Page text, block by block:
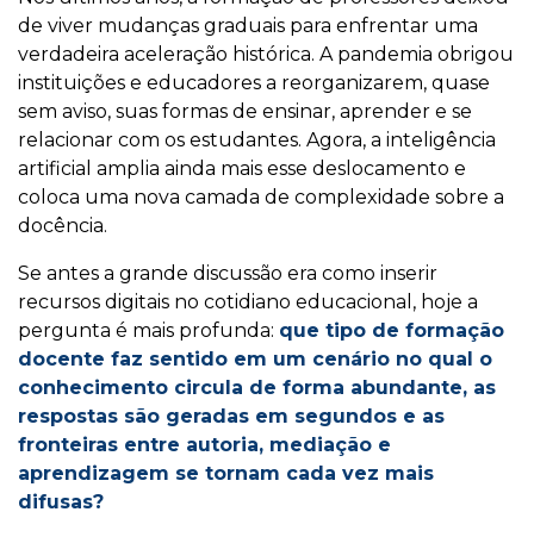
de viver mudanças graduais para enfrentar uma
verdadeira aceleração histórica. A pandemia obrigou
instituições e educadores a reorganizarem, quase
sem aviso, suas formas de ensinar, aprender e se
relacionar com os estudantes. Agora, a inteligência
artificial amplia ainda mais esse deslocamento e
coloca uma nova camada de complexidade sobre a
docência.
Se antes a grande discussão era como inserir
recursos digitais no cotidiano educacional, hoje a
pergunta é mais profunda: que tipo de formação
docente faz sentido em um cenário no qual o
conhecimento circula de forma abundante, as
respostas são geradas em segundos e as
fronteiras entre autoria, mediação e
aprendizagem se tornam cada vez mais
difusas?